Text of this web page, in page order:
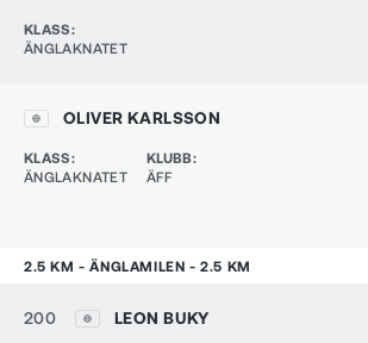
KLASS:
ÄNGLAKNATET
OLIVER KARLSSON
KLASS:
ÄNGLAKNATET
KLUBB:
ÄFF
2.5 KM - ÄNGLAMILEN - 2.5 KM
200 LEON BUKY